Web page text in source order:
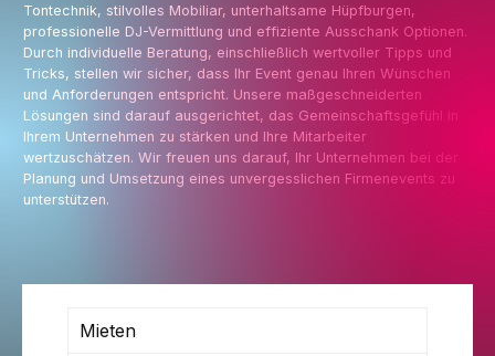
Tontechnik, stilvolles Mobiliar, unterhaltsame Hüpfburgen,
professionelle DJ-Vermittlung und effiziente Ausschank Optionen.
Durch individuelle Beratung, einschließlich wertvoller Tipps und
Tricks, stellen wir sicher, dass Ihr Event genau Ihren Wünschen
und Anforderungen entspricht. Unsere maßgeschneiderten
Lösungen sind darauf ausgerichtet, das Gemeinschaftsgefühl in
Ihrem Unternehmen zu stärken und Ihre Mitarbeiter
wertzuschätzen. Wir freuen uns darauf, Ihr Unternehmen bei der
Planung und Umsetzung eines unvergesslichen Firmenevents zu
unterstützen.
Mieten